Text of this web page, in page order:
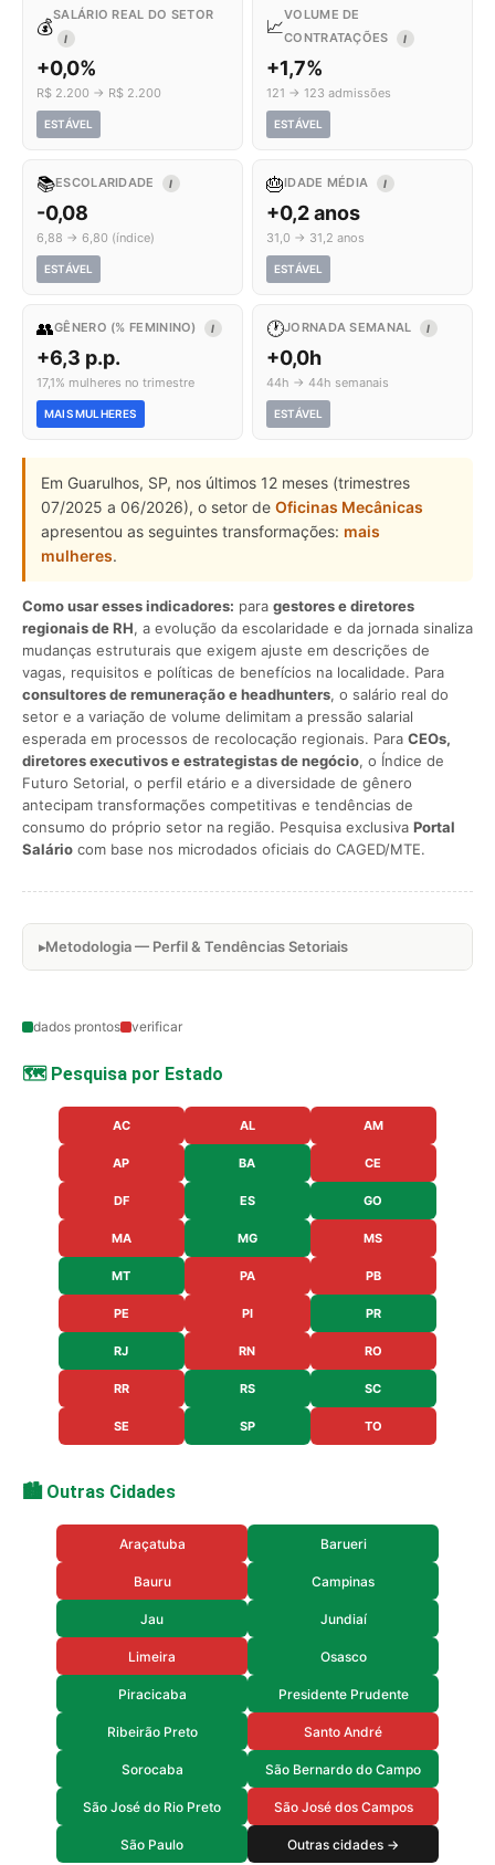
💰
SALÁRIO REAL DO SETOR
I
+0,0%
R$ 2.200 → R$ 2.200
ESTÁVEL
📈
VOLUME DE
CONTRATAÇÕES
I
+1,7%
121 → 123 admissões
ESTÁVEL
📚ESCOLARIDADE I
-0,08
6,88 → 6,80 (índice)
ESTÁVEL
🎂IDADE MÉDIA I
+0,2 anos
31,0 → 31,2 anos
ESTÁVEL
👥GÊNERO (% FEMININO) I
+6,3 p.p.
17,1% mulheres no trimestre
MAIS MULHERES
🕐JORNADA SEMANAL I
+0,0h
44h → 44h semanais
ESTÁVEL
Em Guarulhos, SP, nos últimos 12 meses (trimestres
07/2025 a 06/2026), o setor de Oficinas Mecânicas
apresentou as seguintes transformações: mais
mulheres.
Como usar esses indicadores: para gestores e diretores
regionais de RH, a evolução da escolaridade e da jornada sinaliza
mudanças estruturais que exigem ajuste em descrições de
vagas, requisitos e políticas de benefícios na localidade. Para
consultores de remuneração e headhunters, o salário real do
setor e a variação de volume delimitam a pressão salarial
esperada em processos de recolocação regionais. Para CEOs,
diretores executivos e estrategistas de negócio, o Índice de
Futuro Setorial, o perfil etário e a diversidade de gênero
antecipam transformações competitivas e tendências de
consumo do próprio setor na região. Pesquisa exclusiva Portal
Salário com base nos microdados oficiais do CAGED/MTE.
Metodologia — Perfil & Tendências Setoriais
dados prontos verificar
🗺️ Pesquisa por Estado
AC AL AM
AP BA CE
DF ES GO
MA MG MS
MT PA PB
PE PI PR
RJ RN RO
RR RS SC
SE SP TO
🏙️ Outras Cidades
Araçatuba Barueri
Bauru Campinas
Jau Jundiaí
Limeira Osasco
Piracicaba Presidente Prudente
Ribeirão Preto Santo André
Sorocaba São Bernardo do Campo
São José do Rio Preto São José dos Campos
São Paulo Outras cidades →